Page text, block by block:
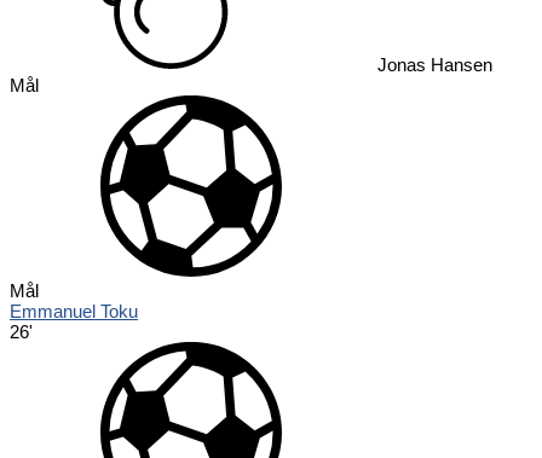
Jonas Hansen
Mål
Mål
Emmanuel Toku
26'